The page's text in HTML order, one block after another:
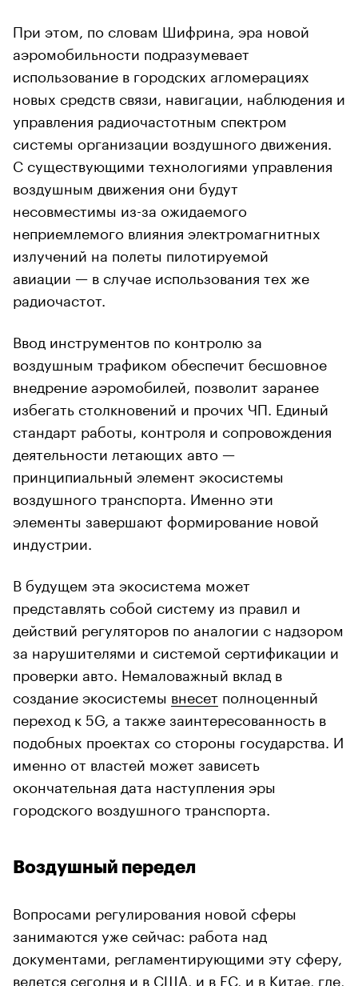
При этом, по словам Шифрина, эра новой
аэромобильности подразумевает
использование в городских агломерациях
новых средств связи, навигации, наблюдения и
управления радиочастотным спектром
системы организации воздушного движения.
С существующими технологиями управления
воздушным движения они будут
несовместимы из-за ожидаемого
неприемлемого влияния электромагнитных
излучений на полеты пилотируемой
авиации — в случае использования тех же
радиочастот.
Ввод инструментов по контролю за
воздушным трафиком обеспечит бесшовное
внедрение аэромобилей, позволит заранее
избегать столкновений и прочих ЧП. Единый
стандарт работы, контроля и сопровождения
деятельности летающих авто —
принципиальный элемент экосистемы
воздушного транспорта. Именно эти
элементы завершают формирование новой
индустрии.
В будущем эта экосистема может
представлять собой систему из правил и
действий регуляторов по аналогии с надзором
за нарушителями и системой сертификации и
проверки авто. Немаловажный вклад в
создание экосистемы внесет полноценный
переход к 5G, а также заинтересованность в
подобных проектах со стороны государства. И
именно от властей может зависеть
окончательная дата наступления эры
городского воздушного транспорта.
Воздушный передел
Вопросами регулирования новой сферы
занимаются уже сейчас: работа над
документами, регламентирующими эту сферу,
ведется сегодня и в США , и в ЕС, и в Китае , где,